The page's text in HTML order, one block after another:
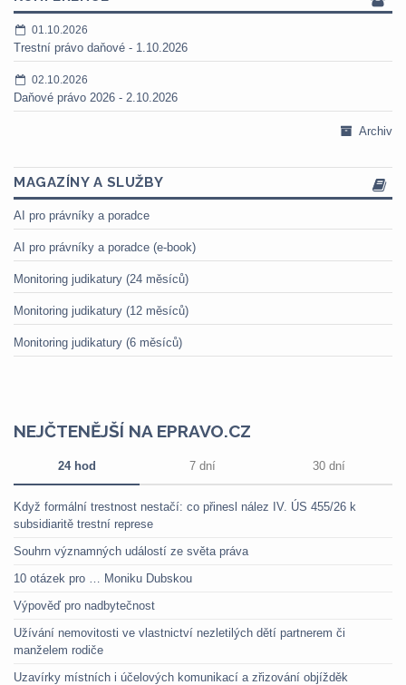
01.10.2026
Trestní právo daňové - 1.10.2026
02.10.2026
Daňové právo 2026 - 2.10.2026
Archiv
MAGAZÍNY A SLUŽBY
AI pro právníky a poradce
AI pro právníky a poradce (e-book)
Monitoring judikatury (24 měsíců)
Monitoring judikatury (12 měsíců)
Monitoring judikatury (6 měsíců)
NEJČTENĚJŠÍ NA EPRAVO.CZ
24 hod 7 dní 30 dní
Když formální trestnost nestačí: co přinesl nález IV. ÚS 455/26 k
subsidiaritě trestní represe
Souhrn významných událostí ze světa práva
10 otázek pro … Moniku Dubskou
Výpověď pro nadbytečnost
Užívání nemovitosti ve vlastnictví nezletilých dětí partnerem či
manželem rodiče
Uzavírky místních i účelových komunikací a zřizování objížděk